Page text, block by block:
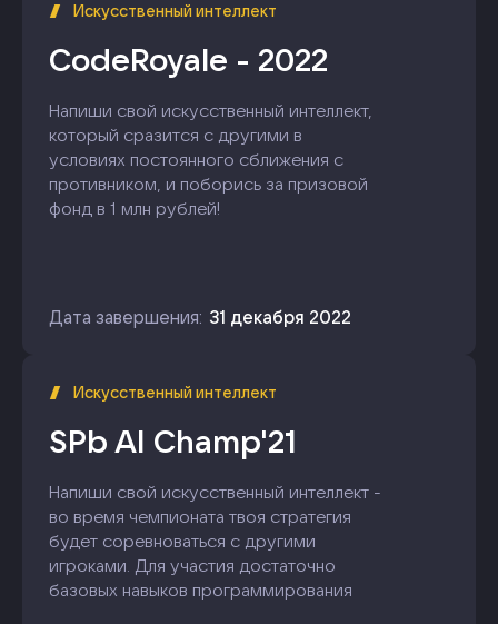
Искусственный интеллект
CodeRoyale - 2022
Напиши свой искусственный интеллект,
который сразится с другими в
условиях постоянного сближения с
противником, и поборись за призовой
фонд в 1 млн рублей!
Дата завершения: 31 декабря 2022
Искусственный интеллект
SPb AI Champ'21
Напиши свой искусственный интеллект -
во время чемпионата твоя стратегия
будет соревноваться с другими
игроками. Для участия достаточно
базовых навыков программирования